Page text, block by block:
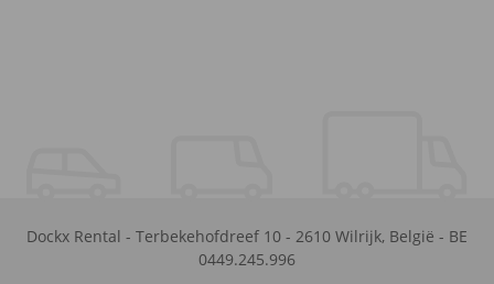
Dockx Rental - Terbekehofdreef 10 - 2610 Wilrijk, België - BE
0449.245.996